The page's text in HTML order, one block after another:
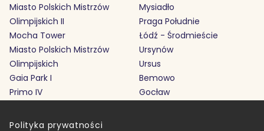
Miasto Polskich Mistrzów
Olimpijskich II
Mocha Tower
Miasto Polskich Mistrzów
Olimpijskich
Gaia Park I
Primo IV
Mysiadło
Praga Południe
Łódź - Środmieście
Ursynów
Ursus
Bemowo
Gocław
Polityka prywatności